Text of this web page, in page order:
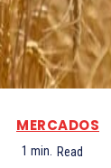
MERCADOS
1 min. Read